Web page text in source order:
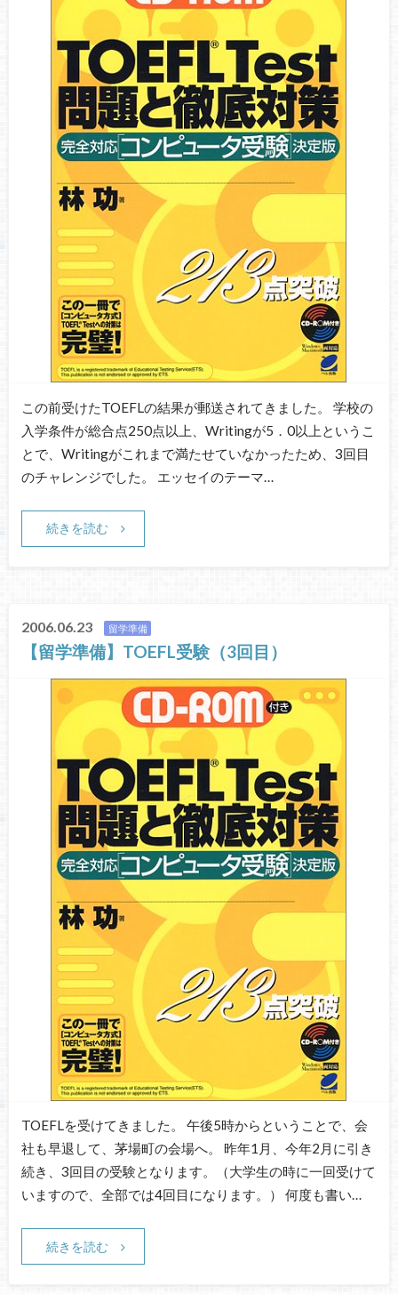
この前受けたTOEFLの結果が郵送されてきました。 学校の
入学条件が総合点250点以上、Writingが5．0以上というこ
とで、Writingがこれまで満たせていなかったため、3回目
のチャレンジでした。 エッセイのテーマ…
続きを読む
2006.06.23 留学準備
【留学準備】TOEFL受験（3回目）
TOEFLを受けてきました。 午後5時からということで、会
社も早退して、茅場町の会場へ。 昨年1月、今年2月に引き
続き、3回目の受験となります。（大学生の時に一回受けて
いますので、全部では4回目になります。） 何度も書い…
続きを読む